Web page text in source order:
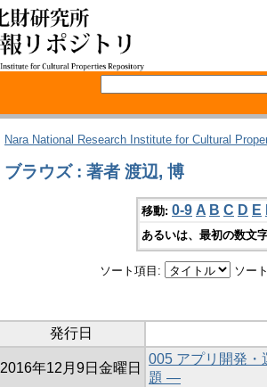
Nara National Research Institute for Cultural
ブラウズ : 著者 渡辺, 博
移動: 0-9 A B C D E
あるいは、最初の数文
ソート項目: ソー
発行日
2016年12月9日金曜日
005 アプリ開発・
題 ―